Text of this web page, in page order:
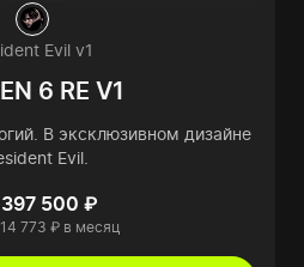
Evil v1
6 RE V1
В эксклюзивном дизайне
Evil.
500 ₽
773 ₽ в месяц